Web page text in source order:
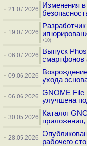
· 21.07.2026
Изменения
· 19.07.2026
+10)
· 06.07.2026
Выпуск
смартфонов
· 09.06.2026
ухода
· 06.06.2026
GNOME File
улучшена
· 30.05.2026
Каталог
приложения,
· 28.05.2026
рабочего